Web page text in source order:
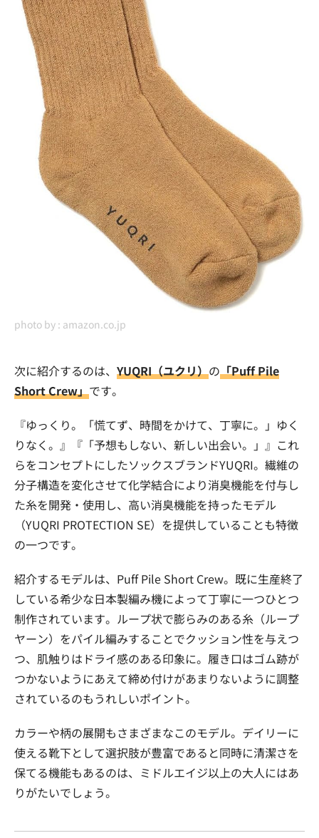
photo by : amazon.co.jp
次に紹介するのは、 YUQRI（ユクリ）の「Puff Pile
Short Crew」です。
『ゆっくり。「慌てず、時間をかけて、丁寧に。」ゆく
りなく。』『「予想もしない、新しい出会い。」』これ
らをコンセプトにしたソックスブランドYUQRI。繊維の
分子構造を変化させて化学結合により消臭機能を付与し
た糸を開発・使用し、高い消臭機能を持ったモデル
（YUQRI PROTECTION SE）を提供していることも特徴
の一つです。
紹介するモデルは、Puff Pile Short Crew。既に生産終了
している希少な日本製編み機によって丁寧に一つひとつ
制作されています。ループ状で膨らみのある糸（ループ
ヤーン）をパイル編みすることでクッション性を与えつ
つ、肌触りはドライ感のある印象に。履き口はゴム跡が
つかないようにあえて締め付けがあまりないように調整
されているのもうれしいポイント。
カラーや柄の展開もさまざまなこのモデル。デイリーに
使える靴下として選択肢が豊富であると同時に清潔さを
保てる機能もあるのは、ミドルエイジ以上の大人にはあ
りがたいでしょう。